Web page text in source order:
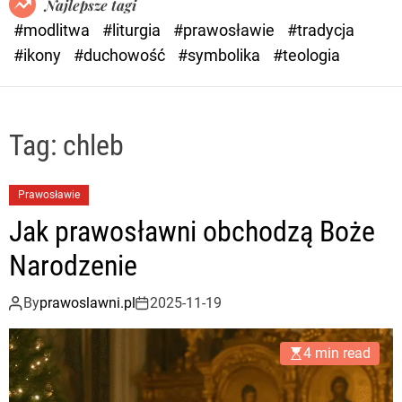
e
Najlepsze tagi
#modlitwa
#liturgia #prawosławie
#tradycja
#ikony
#duchowość #symbolika #teologia
Tag: chleb
Prawosławie
Jak prawosławni obchodzą Boże
Narodzenie
Byprawoslawni.pl 2025-11-19
4 min read